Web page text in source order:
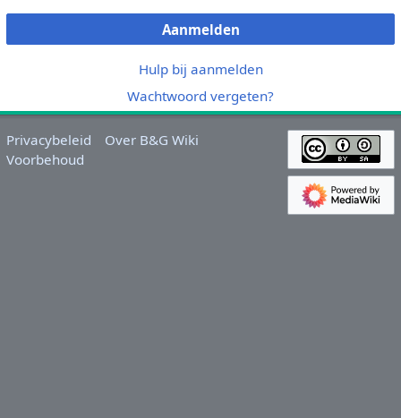
Aanmelden
Hulp bij aanmelden
Wachtwoord vergeten?
Privacybeleid
Over B&G Wiki
Voorbehoud